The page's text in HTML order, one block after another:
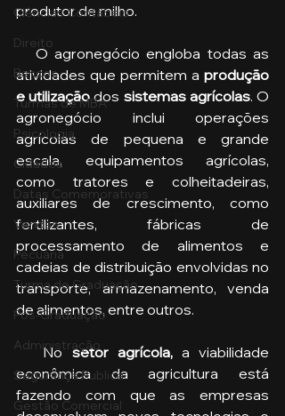
Ciências Contábeis
Direito
Bancos
Turmas de MBA
Psicologia
Cidades
Datas Comemorativas
Vendas
Pecuária
Turma de Graduação
Pós-Graduação
Administração
Segurança Publica
Gestão Comercial
produtor de milho.
atividades que permitem a produção
e utilização dos sistemas agrícolas. O
agronegócio inclui operações
agrícolas de pequena e grande
escala, equipamentos agrícolas,
como tratores e colheitadeiras,
auxiliares de crescimento, como
fertilizantes, fábricas de
processamento de alimentos e
cadeias de distribuição envolvidas no
transporte, armazenamento, venda
de alimentos, entre outros.
   No
setor agrícola, a viabilidade
econômica da agricultura está
fazendo com que as empresas